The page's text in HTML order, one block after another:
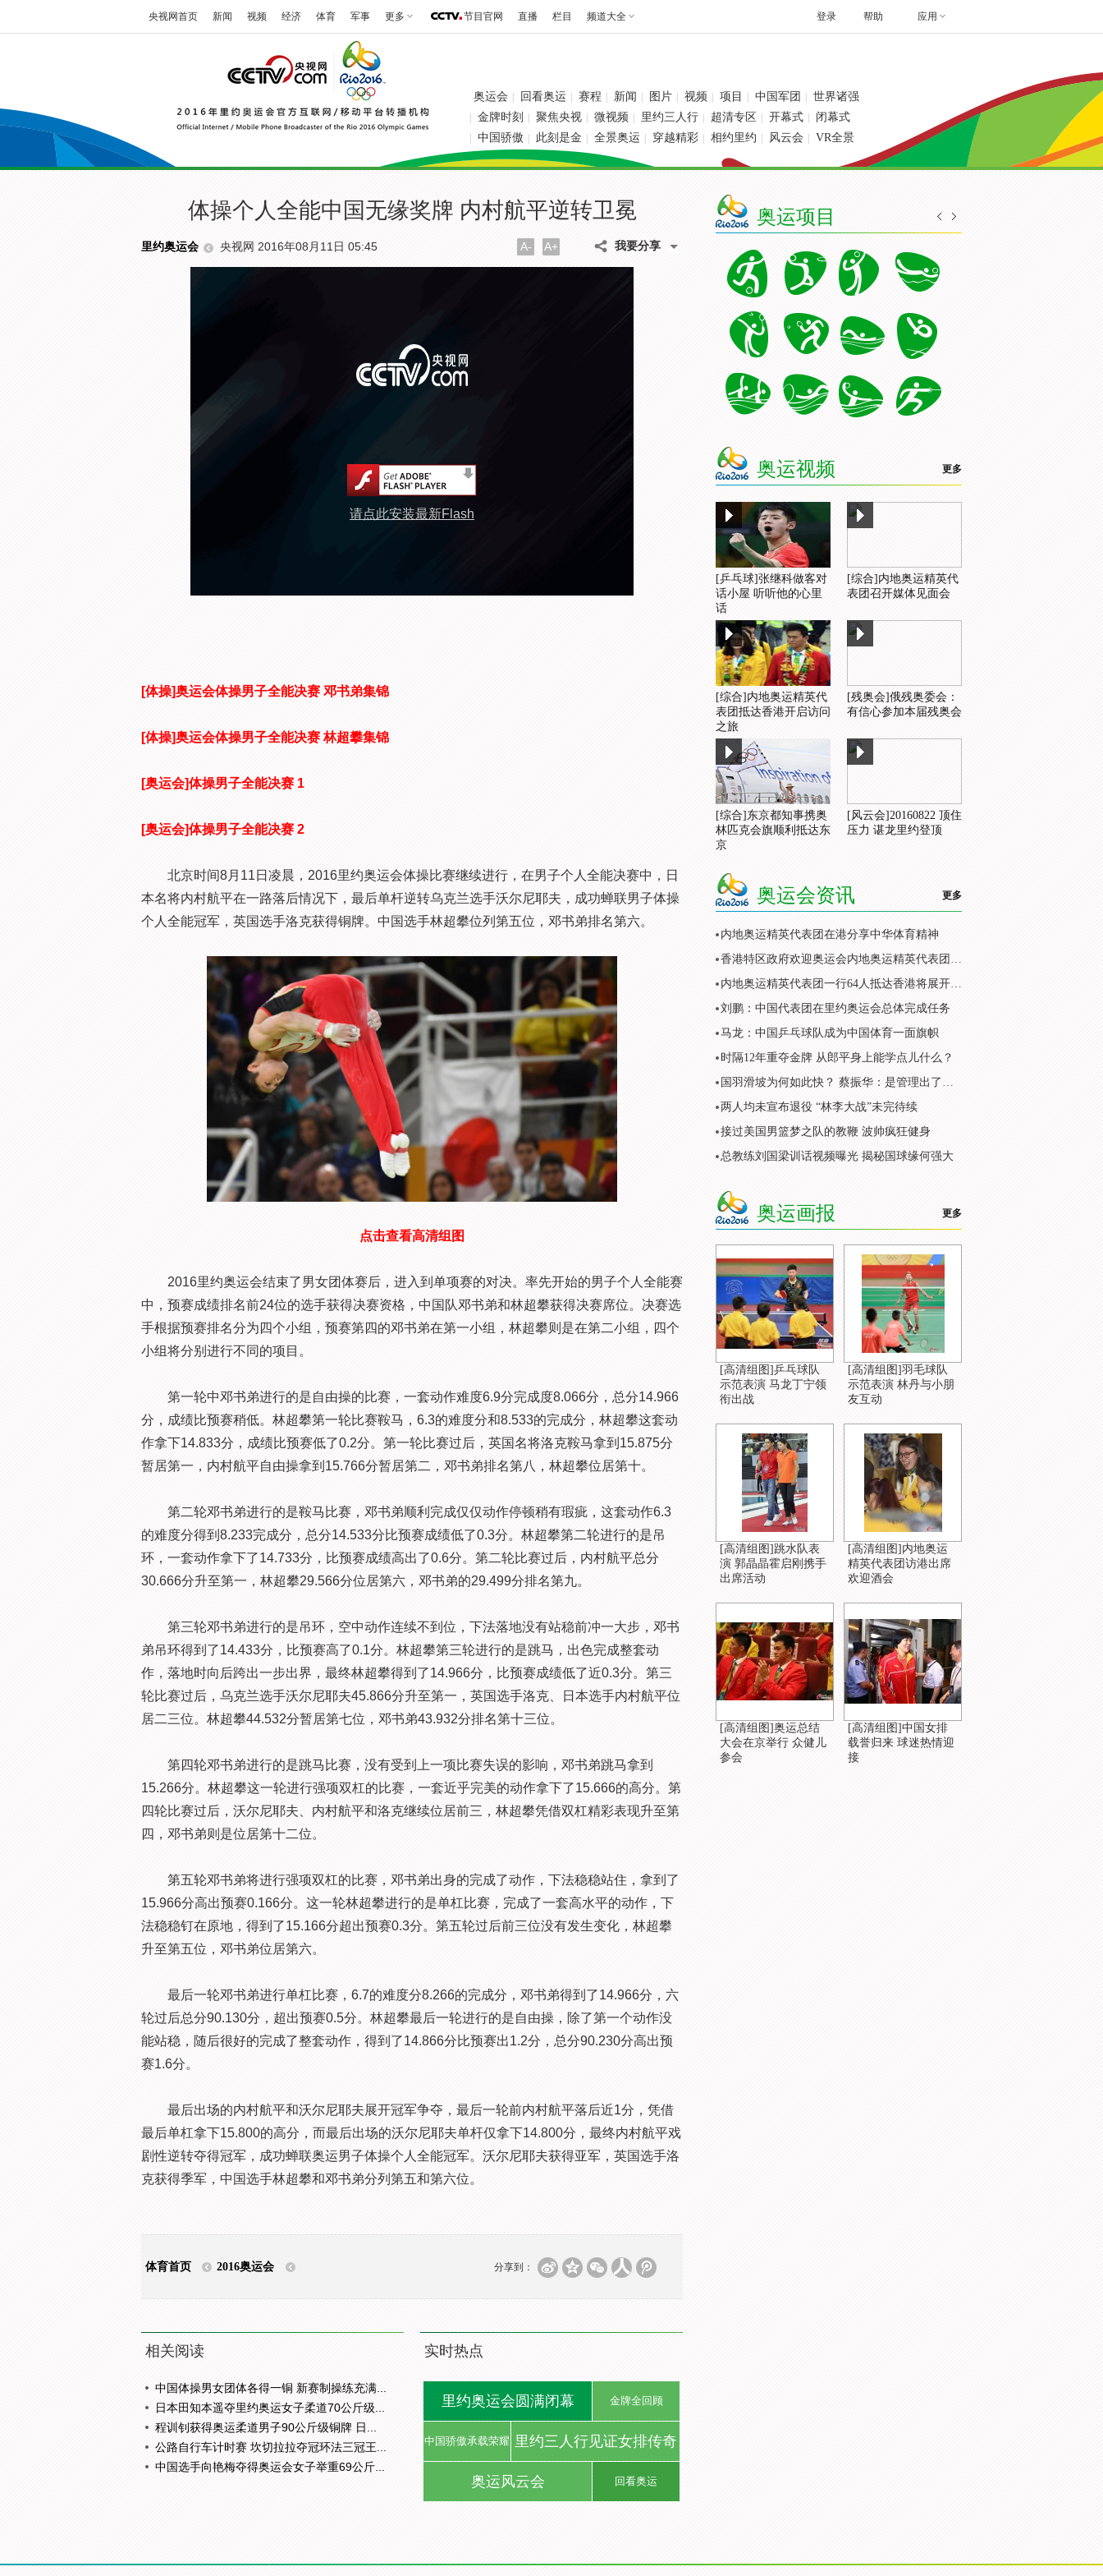
央视网首页 新闻 视频 经济 体育 军事 更多 节目官网 直播 栏目 频道大全 帮助 应用
登录
奥运会 回看奥运 赛程 新闻 图片 视频 项目 中国军团 世界诸强
金牌时刻 聚焦央视 微视频 里约三人行 超清专区 开幕式 闭幕式
中国骄傲 此刻是金 全景奥运 穿越精彩 相约里约 风云会 VR全景
体操个人全能中国无缘奖牌 内村航平逆转卫冕
里约奥运会 央视网 2016年08月11日 05:45 A- A+ 我要分享
请点此安装最新Flash
[体操]奥运会体操男子全能决赛 邓书弟集锦
[体操]奥运会体操男子全能决赛 林超攀集锦
[奥运会]体操男子全能决赛 1
[奥运会]体操男子全能决赛 2
北京时间8月11日凌晨，2016里约奥运会体操比赛继续进行，在男子个人全能决赛中，日
本名将内村航平在一路落后情况下，最后单杆逆转乌克兰选手沃尔尼耶夫，成功蝉联男子体操
个人全能冠军，英国选手洛克获得铜牌。中国选手林超攀位列第五位，邓书弟排名第六。
点击查看高清组图
2016里约奥运会结束了男女团体赛后，进入到单项赛的对决。率先开始的男子个人全能赛
中，预赛成绩排名前24位的选手获得决赛资格，中国队邓书弟和林超攀获得决赛席位。决赛选
手根据预赛排名分为四个小组，预赛第四的邓书弟在第一小组，林超攀则是在第二小组，四个
小组将分别进行不同的项目。
第一轮中邓书弟进行的是自由操的比赛，一套动作难度6.9分完成度8.066分，总分14.966
分，成绩比预赛稍低。林超攀第一轮比赛鞍马，6.3的难度分和8.533的完成分，林超攀这套动
作拿下14.833分，成绩比预赛低了0.2分。第一轮比赛过后，英国名将洛克鞍马拿到15.875分
暂居第一，内村航平自由操拿到15.766分暂居第二，邓书弟排名第八，林超攀位居第十。
第二轮邓书弟进行的是鞍马比赛，邓书弟顺利完成仅仅动作停顿稍有瑕疵，这套动作6.3
的难度分得到8.233完成分，总分14.533分比预赛成绩低了0.3分。林超攀第二轮进行的是吊
环，一套动作拿下了14.733分，比预赛成绩高出了0.6分。第二轮比赛过后，内村航平总分
30.666分升至第一，林超攀29.566分位居第六，邓书弟的29.499分排名第九。
第三轮邓书弟进行的是吊环，空中动作连续不到位，下法落地没有站稳前冲一大步，邓书
弟吊环得到了14.433分，比预赛高了0.1分。林超攀第三轮进行的是跳马，出色完成整套动
作，落地时向后跨出一步出界，最终林超攀得到了14.966分，比预赛成绩低了近0.3分。第三
轮比赛过后，乌克兰选手沃尔尼耶夫45.866分升至第一，英国选手洛克、日本选手内村航平位
居二三位。林超攀44.532分暂居第七位，邓书弟43.932分排名第十三位。
第四轮邓书弟进行的是跳马比赛，没有受到上一项比赛失误的影响，邓书弟跳马拿到
15.266分。林超攀这一轮进行强项双杠的比赛，一套近乎完美的动作拿下了15.666的高分。第
四轮比赛过后，沃尔尼耶夫、内村航平和洛克继续位居前三，林超攀凭借双杠精彩表现升至第
四，邓书弟则是位居第十二位。
第五轮邓书弟将进行强项双杠的比赛，邓书弟出身的完成了动作，下法稳稳站住，拿到了
15.966分高出预赛0.166分。这一轮林超攀进行的是单杠比赛，完成了一套高水平的动作，下
法稳稳钉在原地，得到了15.166分超出预赛0.3分。第五轮过后前三位没有发生变化，林超攀
升至第五位，邓书弟位居第六。
最后一轮邓书弟进行单杠比赛，6.7的难度分8.266的完成分，邓书弟得到了14.966分，六
轮过后总分90.130分，超出预赛0.5分。林超攀最后一轮进行的是自由操，除了第一个动作没
能站稳，随后很好的完成了整套动作，得到了14.866分比预赛出1.2分，总分90.230分高出预
赛1.6分。
最后出场的内村航平和沃尔尼耶夫展开冠军争夺，最后一轮前内村航平落后近1分，凭借
最后单杠拿下15.800的高分，而最后出场的沃尔尼耶夫单杆仅拿下14.800分，最终内村航平戏
剧性逆转夺得冠军，成功蝉联奥运男子体操个人全能冠军。沃尔尼耶夫获得亚军，英国选手洛
克获得季军，中国选手林超攀和邓书弟分列第五和第六位。
体育首页 2016奥运会 分享到：
相关阅读
中国体操男女团体各得一铜 新赛制操练充满...
日本田知本遥夺里约奥运女子柔道70公斤级...
程训钊获得奥运柔道男子90公斤级铜牌 日...
公路自行车计时赛 坎切拉拉夺冠环法三冠王...
中国选手向艳梅夺得奥运会女子举重69公斤...
实时热点
里约奥运会圆满闭幕 金牌全回顾
中国骄傲承载荣耀 里约三人行见证女排传奇
奥运风云会 回看奥运
奥运项目
奥运视频 更多
[乒乓球]张继科做客对
话小屋 听听他的心里
话
[综合]内地奥运精英代
表团召开媒体见面会
[综合]内地奥运精英代
表团抵达香港开启访问
之旅
[残奥会]俄残奥委会：
有信心参加本届残奥会
[综合]东京都知事携奥
林匹克会旗顺利抵达东
京
[风云会]20160822 顶住
压力 谌龙里约登顶
奥运会资讯 更多
内地奥运精英代表团在港分享中华体育精神
香港特区政府欢迎奥运会内地奥运精英代表团访港
内地奥运精英代表团一行64人抵达香港将展开访问
刘鹏：中国代表团在里约奥运会总体完成任务
马龙：中国乒乓球队成为中国体育一面旗帜
时隔12年重夺金牌 从郎平身上能学点儿什么？
国羽滑坡为何如此快？ 蔡振华：是管理出了问题
两人均未宣布退役 “林李大战”未完待续
接过美国男篮梦之队的教鞭 波帅疯狂健身
总教练刘国梁训话视频曝光 揭秘国球缘何强大
奥运画报 更多
[高清组图]乒乓球队
示范表演 马龙丁宁领
衔出战
[高清组图]羽毛球队
示范表演 林丹与小朋
友互动
[高清组图]跳水队表
演 郭晶晶霍启刚携手
出席活动
[高清组图]内地奥运
精英代表团访港出席
欢迎酒会
[高清组图]奥运总结
大会在京举行 众健儿
参会
[高清组图]中国女排
载誉归来 球迷热情迎
接